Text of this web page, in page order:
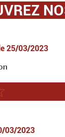
le 25/03/2023
03/2023